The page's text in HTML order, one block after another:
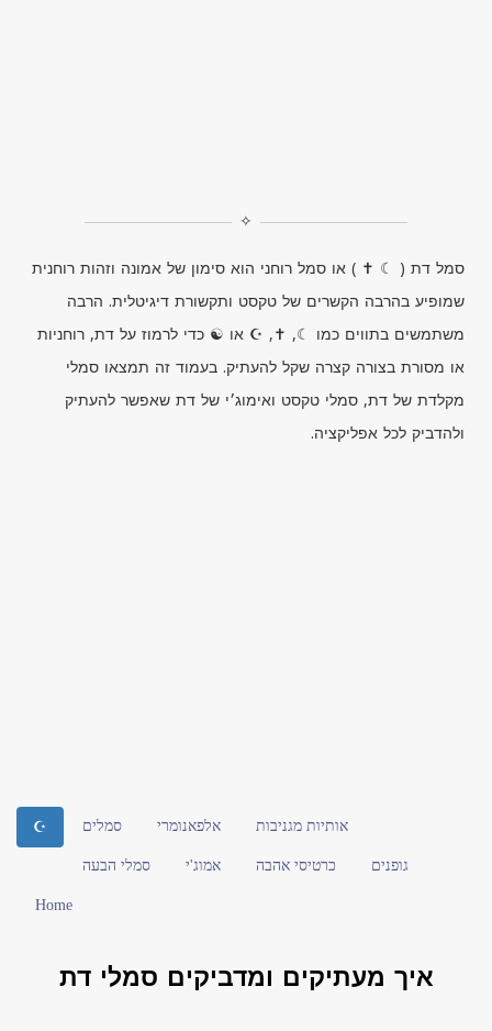
✧
סמל דת ( ☾ ✝ ) או סמל רוחני הוא סימון של אמונה וזהות רוחנית
שמופיע בהרבה הקשרים של טקסט ותקשורת דיגיטלית. הרבה
משתמשים בתווים כמו ☾, ✝, ☪ או ☯ כדי לרמוז על דת, רוחניות
או מסורת בצורה קצרה שקל להעתיק. בעמוד זה תמצאו סמלי
מקלדת של דת, סמלי טקסט ואימוג׳י של דת שאפשר להעתיק
ולהדביק לכל אפליקציה.
☪ סמלים אלפאנומרי אותיות מגניבות
סמלי הבעה אמוג'י כרטיסי אהבה גופנים
Home
איך מעתיקים ומדביקים סמלי דת